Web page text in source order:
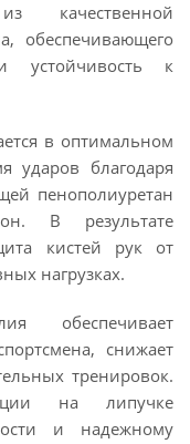
качественной
обеспечивающего
устойчивость к
в оптимальном
ударов благодаря
пенополиуретан
В результате
кистей рук от
нагрузках.
обеспечивает
снижает
тренировок.
на липучке
и надежному